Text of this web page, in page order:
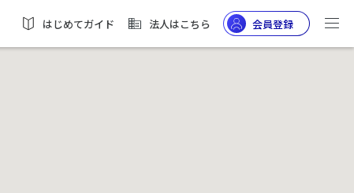
はじめてガイド 法人はこちら 会員登録